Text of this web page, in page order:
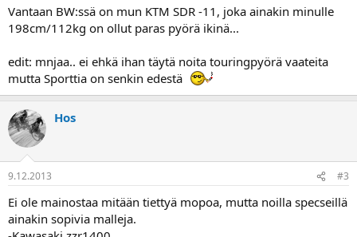
Vantaan BW:ssä on mun KTM SDR -11, joka ainakin minulle
198cm/112kg on ollut paras pyörä ikinä...
edit: mnjaa.. ei ehkä ihan täytä noita touringpyörä vaateita
mutta Sporttia on senkin edestä
Hos
9.12.2013 #3
Ei ole mainostaa mitään tiettyä mopoa, mutta noilla specseillä
ainakin sopivia malleja.